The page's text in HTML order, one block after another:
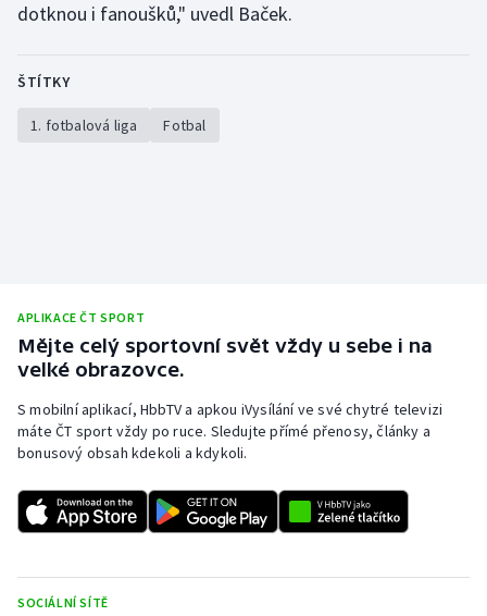
Plážový volejbal
Ragby
Sportovní střelba
Stolní tenis
Triatlon
Veslování
Volejbal
dotknou i fanoušků," uvedl Baček.
ŠTÍTKY
1. fotbalová liga Fotbal
APLIKACE ČT SPORT
Mějte celý sportovní svět vždy u sebe i na
velké obrazovce.
S mobilní aplikací, HbbTV a apkou iVysílání ve své chytré televizi
máte ČT sport vždy po ruce. Sledujte přímé přenosy, články a
bonusový obsah kdekoli a kdykoli.
SOCIÁLNÍ SÍTĚ